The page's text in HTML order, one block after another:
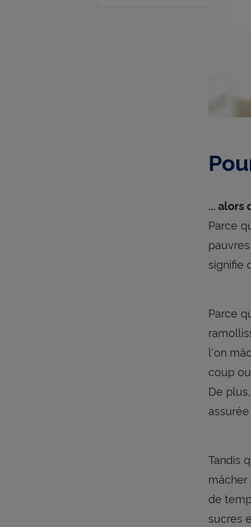
...
Parce
signifie
Parce
l'on
coup
De
Tandis
de
sucres